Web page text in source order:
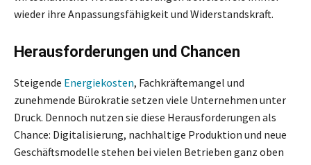
wieder ihre Anpassungsfähigkeit und Widerstandskraft.
Herausforderungen und Chancen
Steigende Energiekosten, Fachkräftemangel und
zunehmende Bürokratie setzen viele Unternehmen unter
Druck. Dennoch nutzen sie diese Herausforderungen als
Chance: Digitalisierung, nachhaltige Produktion und neue
Geschäftsmodelle stehen bei vielen Betrieben ganz oben